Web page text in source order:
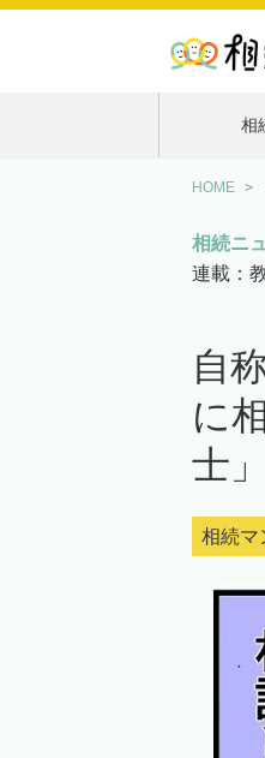
相
HOME
相続ニ
連載：
自
に
士」
相続マ